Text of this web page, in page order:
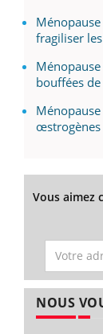
fragiliser
bouffées
œstrogènes
Vous aimez
NOUS